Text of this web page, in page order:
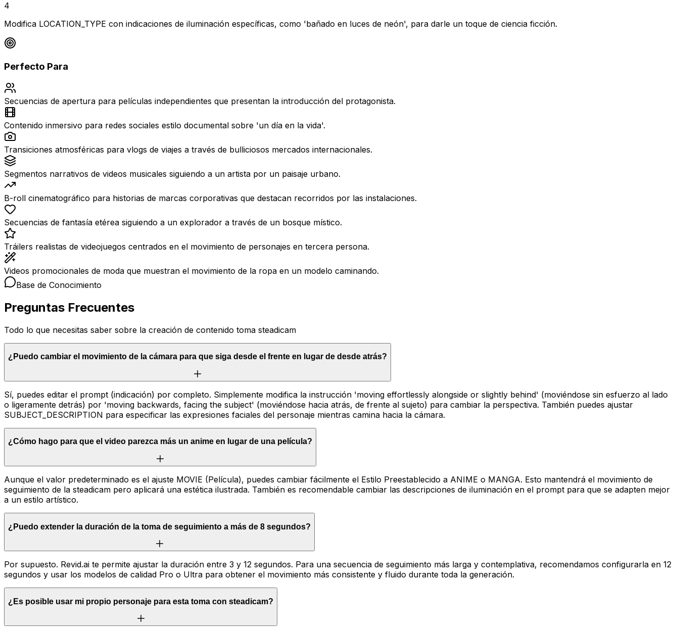
4
Modifica LOCATION_TYPE con indicaciones de iluminación específicas, como 'bañado en luces de neón', para darle un toque de ciencia ficción.
Perfecto Para
Secuencias de apertura para películas independientes que presentan la introducción del protagonista.
Contenido inmersivo para redes sociales estilo documental sobre 'un día en la vida'.
Transiciones atmosféricas para vlogs de viajes a través de bulliciosos mercados internacionales.
Segmentos narrativos de videos musicales siguiendo a un artista por un paisaje urbano.
B-roll cinematográfico para historias de marcas corporativas que destacan recorridos por las instalaciones.
Secuencias de fantasía etérea siguiendo a un explorador a través de un bosque místico.
Tráilers realistas de videojuegos centrados en el movimiento de personajes en tercera persona.
Videos promocionales de moda que muestran el movimiento de la ropa en un modelo caminando.
Base de Conocimiento
Preguntas Frecuentes
Todo lo que necesitas saber sobre la creación de contenido toma steadicam
¿Puedo cambiar el movimiento de la cámara para que siga desde el frente en lugar de desde atrás?
Sí, puedes editar el prompt (indicación) por completo. Simplemente modifica la instrucción 'moving effortlessly alongside or slightly behind' (moviéndose sin esfuerzo al lado
o ligeramente detrás) por 'moving backwards, facing the subject' (moviéndose hacia atrás, de frente al sujeto) para cambiar la perspectiva. También puedes ajustar
SUBJECT_DESCRIPTION para especificar las expresiones faciales del personaje mientras camina hacia la cámara.
¿Cómo hago para que el video parezca más un anime en lugar de una película?
Aunque el valor predeterminado es el ajuste MOVIE (Película), puedes cambiar fácilmente el Estilo Preestablecido a ANIME o MANGA. Esto mantendrá el movimiento de
seguimiento de la steadicam pero aplicará una estética ilustrada. También es recomendable cambiar las descripciones de iluminación en el prompt para que se adapten mejor
a un estilo artístico.
¿Puedo extender la duración de la toma de seguimiento a más de 8 segundos?
Por supuesto. Revid.ai te permite ajustar la duración entre 3 y 12 segundos. Para una secuencia de seguimiento más larga y contemplativa, recomendamos configurarla en 12
segundos y usar los modelos de calidad Pro o Ultra para obtener el movimiento más consistente y fluido durante toda la generación.
¿Es posible usar mi propio personaje para esta toma con steadicam?